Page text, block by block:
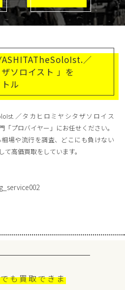
／
ソロイスト 」を
ル
／タカヒロミヤシタザソロイス
「プロバイヤー」にお任せください。
場や流行を調査、どこにも負けない
て高価買取をしています。
も買取できま